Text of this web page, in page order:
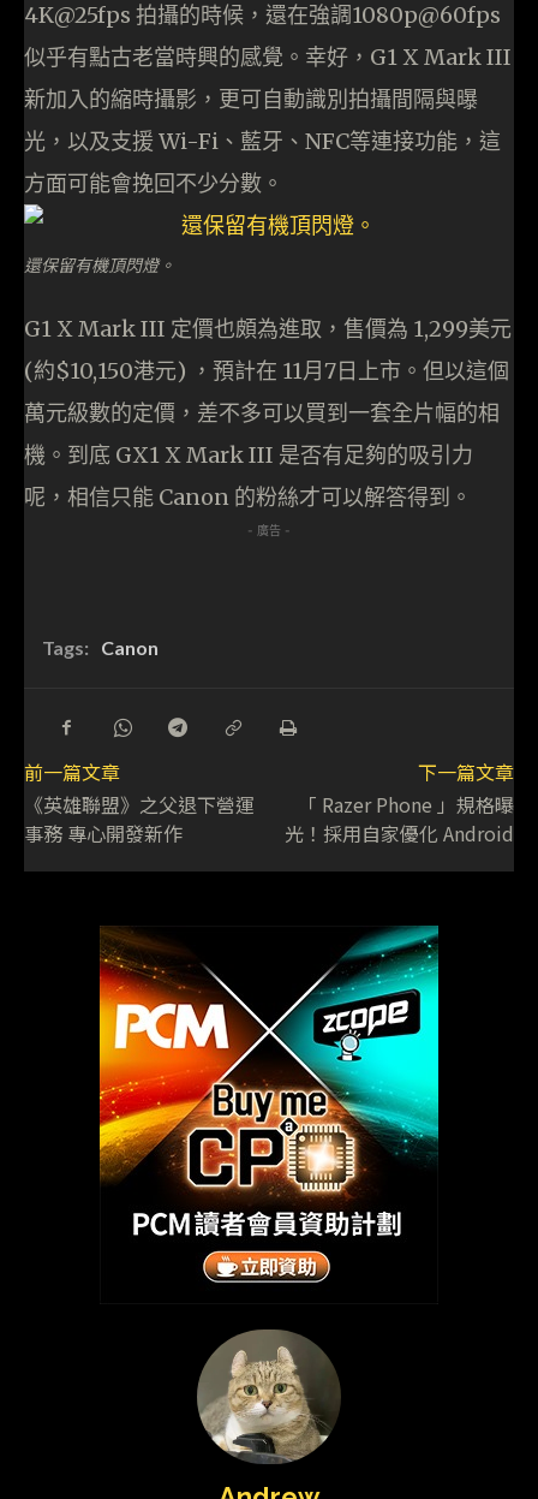
4K@25fps 拍攝的時候，還在強調1080p@60fps
似乎有點古老當時興的感覺。幸好，G1 X Mark III
新加入的縮時攝影，更可自動識別拍攝間隔與曝
光，以及支援 Wi-Fi、藍牙、NFC等連接功能，這
方面可能會挽回不少分數。
還保留有機頂閃燈。
G1 X Mark III 定價也頗為進取，售價為 1,299美元
(約$10,150港元) ，預計在 11月7日上市。但以這個
萬元級數的定價，差不多可以買到一套全片幅的相
機。到底 GX1 X Mark III 是否有足夠的吸引力
呢，相信只能 Canon 的粉絲才可以解答得到。
- 廣告 -
Tags: Canon
前一篇文章
《英雄聯盟》之父退下營運
事務 專心開發新作
下一篇文章
「 Razer Phone 」規格曝
光！採用自家優化 Android